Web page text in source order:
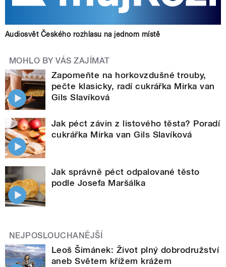
Audiosvět Českého rozhlasu na jednom místě
MOHLO BY VÁS ZAJÍMAT
Zapomeňte na horkovzdušné trouby,
pečte klasicky, radí cukrářka Mirka van
Gils Slavíková
Jak péct závin z listového těsta? Poradí
cukrářka Mirka van Gils Slavíková
Jak správně péct odpalované těsto
podle Josefa Maršálka
NEJPOSLOUCHANĚJŠÍ
Leoš Šimánek: Život plný dobrodružství
aneb Světem křížem krážem